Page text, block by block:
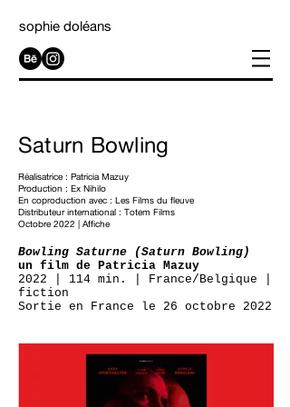
sophie doléans
Saturn Bowling
Réalisatrice : Patricia Mazuy
Production : Ex Nihilo
En coproduction avec : Les Films du fleuve
Distributeur international : Totem Films
Octobre 2022 | Affiche
Bowling Saturne (Saturn Bowling)
un film de Patricia Mazuy
2022 | 114 min. | France/Belgique |
fiction
Sortie en France le 26 octobre 2022